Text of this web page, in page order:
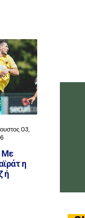
03,
Με
η
ή